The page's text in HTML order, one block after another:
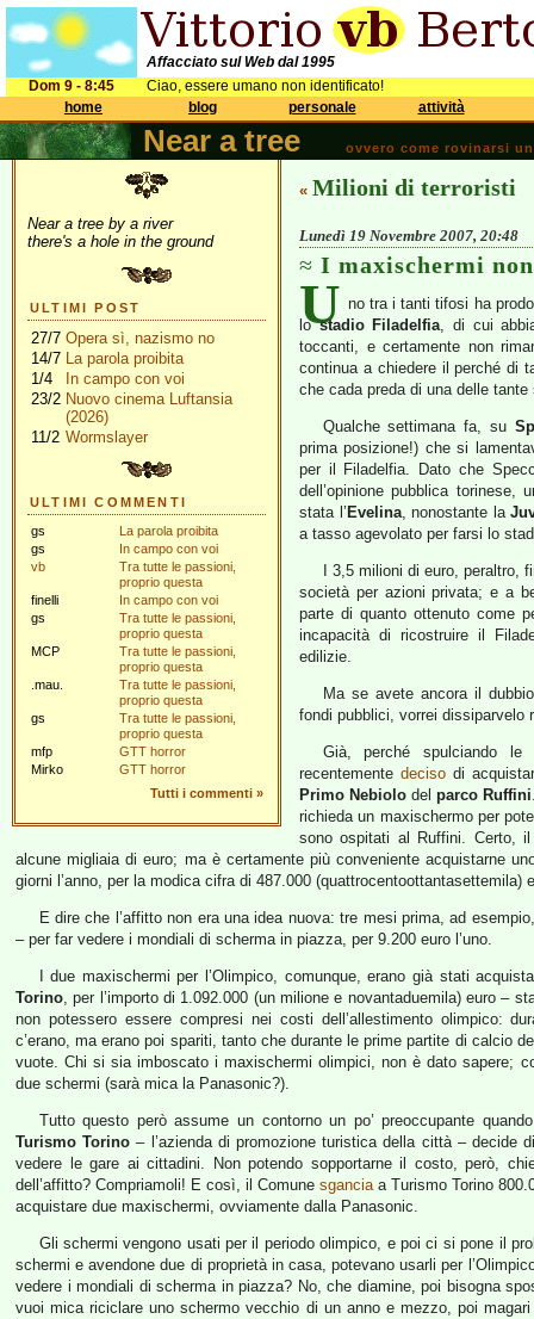
Affacciato sul Web dal 1995
Dom 9 - 8:45
Ciao, essere umano non identificato!
home
blog personale attività
Near a tree ovvero come rovinarsi
Near a tree by a river
there's a hole in the ground
ULTIMI POST
27/7 Opera sì, nazismo no
14/7 La parola proibita
1/4
In campo con voi
23/2 Nuovo cinema Luftansia
(2026)
11/2 Wormslayer
ULTIMI COMMENTI
gs
La parola proibita
gs
In campo con voi
vb
Tra tutte le passioni,
proprio questa
finelli
In campo con voi
gs
Tra tutte le passioni,
proprio questa
MCP
Tra tutte le passioni,
proprio questa
.mau.
Tra tutte le passioni,
proprio questa
gs
Tra tutte le passioni,
proprio questa
mfp
GTT horror
Mirko
GTT horror
Tutti i commenti »
« Milioni di terroristi
Lunedì 19 Novembre 2007, 20:48
I maxischermi
U no tra i tanti tifosi ha
lostadio Filadelfia, di cui
toccanti, e certamente non
continua a chiedere il perché di
che cada preda di una delle
Qualche settimana fa, su
prima posizione!) che si
per il Filadelfia. Dato che
dell’opinione pubblica
stata l’ Evelina, nonostante la
a tasso agevolato per farsi lo
I 3,5 milioni di euro, peraltro,
società per azioni privata; e a
parte di quanto ottenuto come
incapacità di ricostruire il
edilizie.
Ma se avete ancora il
fondi pubblici, vorrei dissiparvelo
Già, perché spulciando
recentemente decisodi
Primo Nebiolo delparco Ruffini
richieda un maxischermo per
sono ospitati al Ruffini. Certo,
alcune migliaia di euro; ma è certamente più conveniente acquistarne
giorni l’anno, per la modica cifra di 487.000 (quattrocentoottantasettemila)
E dire che l’affitto non era una idea nuova: tre mesi prima, ad
– per far vedere i mondiali di scherma in piazza, per 9.200 euro l’uno.
I due maxischermi per l’Olimpico, comunque, erano già stati
Torino, per l’importo di 1.092.000 (un milione e novantaduemila) euro –
non potessero essere compresi nei costi dell’allestimento olimpico:
c’erano, ma erano poi spariti, tanto che durante le prime partite di calcio
vuote. Chi si sia imboscato i maxischermi olimpici, non è dato sapere;
due schermi (sarà mica la Panasonic?).
Tutto questo però assume un contorno un po’ preoccupante
Turismo Torino – l’azienda di promozione turistica della città – decide
vedere le gare ai cittadini. Non potendo sopportarne il costo, però,
dell’affitto? Compriamoli! E così, il Comune sganciaa Turismo Torino
acquistare due maxischermi, ovviamente dalla Panasonic.
Gli schermi vengono usati per il periodo olimpico, e poi ci si pone il
schermi e avendone due di proprietà in casa, potevano usarli per
vedere i mondiali di scherma in piazza? No, che diamine, poi bisogna
vuoi mica riciclare uno schermo vecchio di un anno e mezzo, poi